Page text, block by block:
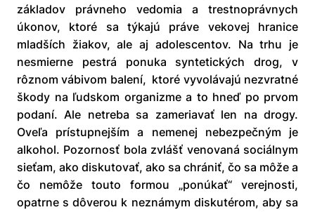
základov právneho vedomia a trestnoprávnych
úkonov, ktoré sa týkajú práve vekovej hranice
mladších žiakov, ale aj adolescentov. Na trhu je
nesmierne pestrá ponuka syntetických drog, v
rôznom vábivom balení, ktoré vyvolávajú nezvratné
škody na ľudskom organizme a to hneď po prvom
podaní. Ale netreba sa zameriavať len na drogy.
Oveľa prístupnejším a nemenej nebezpečným je
alkohol. Pozornosť bola zvlášť venovaná sociálnym
sieťam, ako diskutovať, ako sa chrániť, čo sa môže a
čo nemôže touto formou „ponúkať“ verejnosti,
opatrne s dôverou k neznámym diskutérom, aby sa